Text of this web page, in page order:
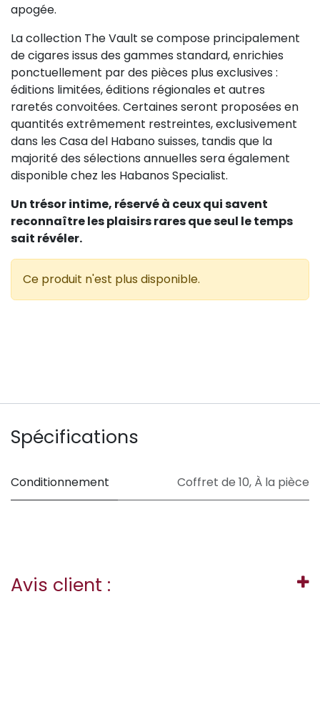
apogée.
La collection The Vault se compose principalement
de cigares issus des gammes standard, enrichies
ponctuellement par des pièces plus exclusives :
éditions limitées, éditions régionales et autres
raretés convoitées. Certaines seront proposées en
quantités extrêmement restreintes, exclusivement
dans les Casa del Habano suisses, tandis que la
majorité des sélections annuelles sera également
disponible chez les Habanos Specialist.
Un trésor intime, réservé à ceux qui savent
reconnaître les plaisirs rares que seul le temps
sait révéler.
Ce produit n'est plus disponible.
Spécifications
Conditionnement Coffret de 10, À la pièce
Avis client :